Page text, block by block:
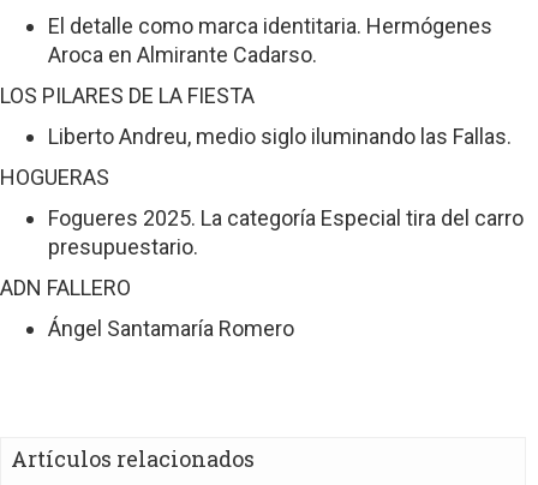
El detalle como marca identitaria. Hermógenes
Aroca en Almirante Cadarso.
LOS PILARES DE LA FIESTA
Liberto Andreu, medio siglo iluminando las Fallas.
HOGUERAS
Fogueres 2025. La categoría Especial tira del carro
presupuestario.
ADN FALLERO
Ángel Santamaría Romero
Artículos relacionados